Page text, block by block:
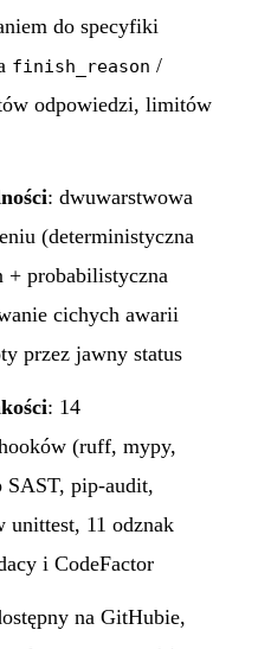
do specyfiki
finish_reason /
odpowiedzi, limitów
: dwuwarstwowa
(deterministyczna
probabilistyczna
cichych awarii
przez jawny status
: 14
(ruff, mypy,
SAST, pip-audit,
11 odznak
i CodeFactor
na GitHubie,